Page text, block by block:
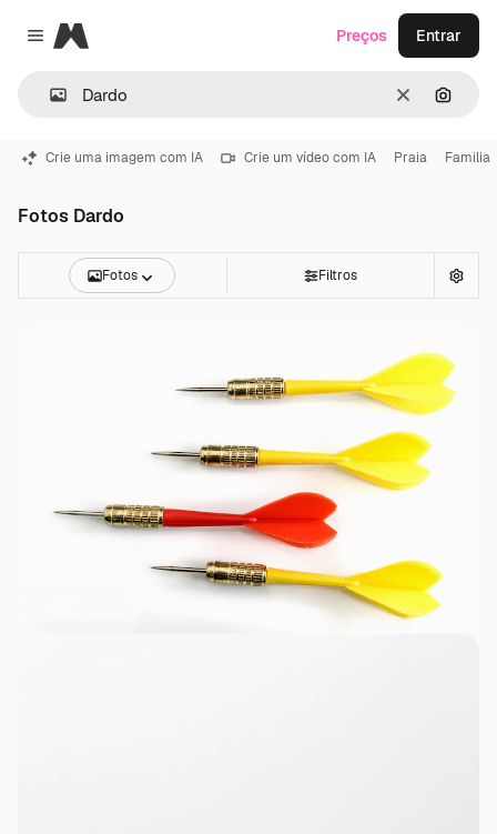
Close menu
Magnific
Limpar
Preços Entrar
Crie uma imagem com IA Crie um vídeo com IA Praia Familia
Fotos Dardo
Fotos Filtros